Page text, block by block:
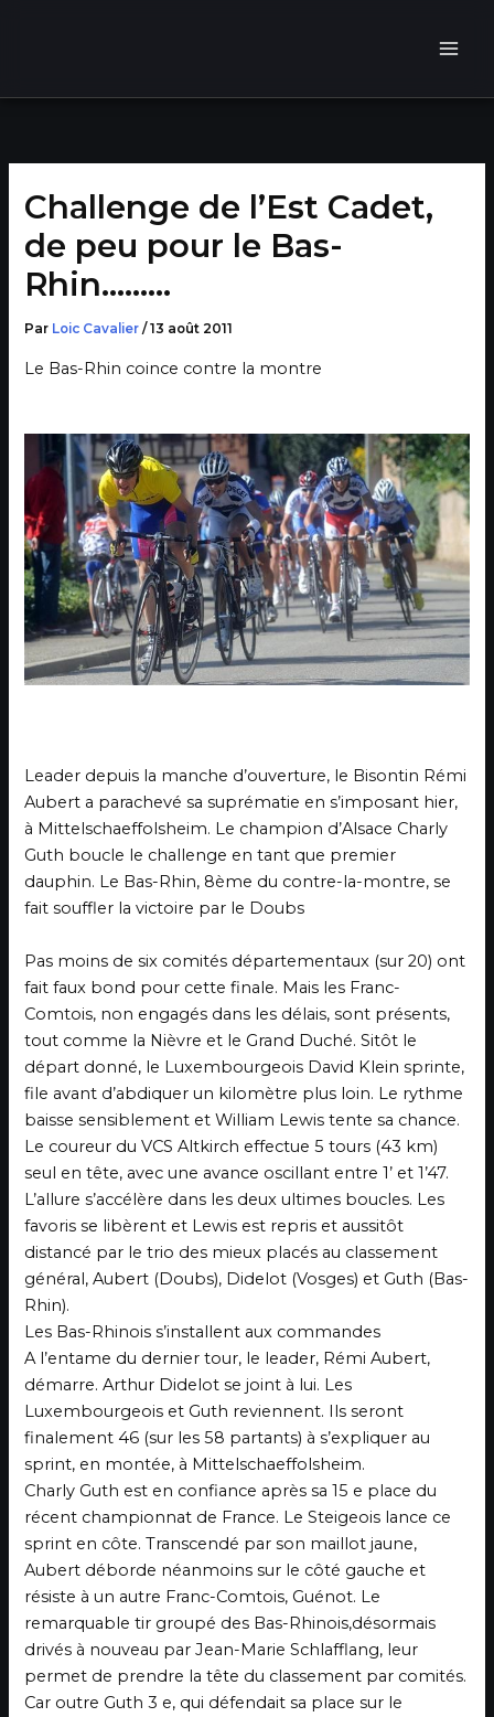
Challenge de l’Est Cadet,
de peu pour le Bas-
Rhin………
Par Loic Cavalier/13 août 2011
Le Bas-Rhin coince contre la montre
Leader depuis la manche d’ouverture, le Bisontin Rémi
Aubert a parachevé sa suprématie en s’imposant hier,
à Mittelschaeffolsheim. Le champion d’Alsace Charly
Guth boucle le challenge en tant que premier
dauphin. Le Bas-Rhin, 8ème du contre-la-montre, se
fait souffler la victoire par le Doubs
Pas moins de six comités départementaux (sur 20) ont
fait faux bond pour cette finale. Mais les Franc-
Comtois, non engagés dans les délais, sont présents,
tout comme la Nièvre et le Grand Duché. Sitôt le
départ donné, le Luxembourgeois David Klein sprinte,
file avant d’abdiquer un kilomètre plus loin. Le rythme
baisse sensiblement et William Lewis tente sa chance.
Le coureur du VCS Altkirch effectue 5 tours (43 km)
seul en tête, avec une avance oscillant entre 1’ et 1’47.
L’allure s’accélère dans les deux ultimes boucles. Les
favoris se libèrent et Lewis est repris et aussitôt
distancé par le trio des mieux placés au classement
général, Aubert (Doubs), Didelot (Vosges) et Guth (Bas-
Rhin).
Les Bas-Rhinois s’installent aux commandes
A l’entame du dernier tour, le leader, Rémi Aubert,
démarre. Arthur Didelot se joint à lui. Les
Luxembourgeois et Guth reviennent. Ils seront
finalement 46 (sur les 58 partants) à s’expliquer au
sprint, en montée, à Mittelschaeffolsheim.
Charly Guth est en confiance après sa 15 e place du
récent championnat de France. Le Steigeois lance ce
sprint en côte. Transcendé par son maillot jaune,
Aubert déborde néanmoins sur le côté gauche et
résiste à un autre Franc-Comtois, Guénot. Le
remarquable tir groupé des Bas-Rhinois,désormais
drivés à nouveau par Jean-Marie Schlafflang, leur
permet de prendre la tête du classement par comités.
Car outre Guth 3 e, qui défendait sa place sur le